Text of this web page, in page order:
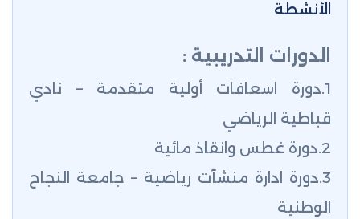
الأنشطة
الدورات التدريبية :
1.دورة اسعافات أولية متقدمة – نادي
قباطية الرياضي
2.دورة غطس وانقاذ مائية
3.دورة ادارة منشآت رياضية – جامعة النجاح
الوطنية